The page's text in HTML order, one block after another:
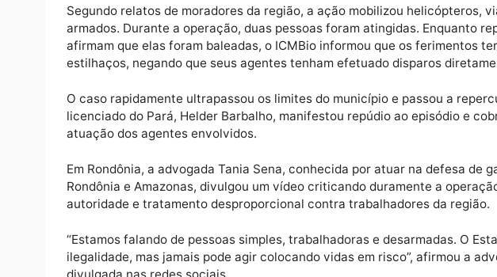
com duas pessoas feridas, entre elas uma criança de 12 anos,
social.
Publicidade
Segundo relatos de moradores da região, a ação mobilizou
armados. Durante a operação, duas pessoas foram atingidas.
estilhaços, negando que seus agentes tenham efetuado disparos
O caso rapidamente ultrapassou os limites do município e
atuação dos agentes envolvidos.